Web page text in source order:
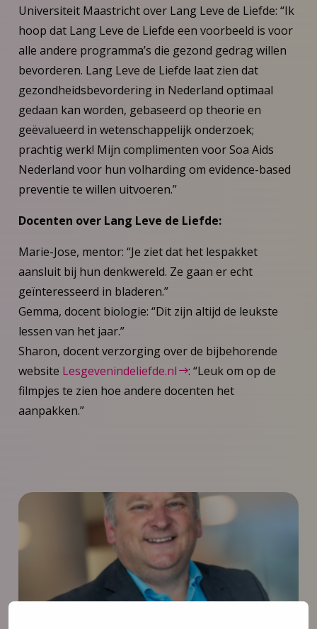
Universiteit Maastricht over Lang Leve de Liefde: “Ik
hoop dat Lang Leve de Liefde een voorbeeld is voor
alle andere programma’s die gezond gedrag willen
bevorderen. Lang Leve de Liefde laat zien dat
gezondheidsbevordering in Nederland optimaal
gedaan kan worden, gebaseerd op theorie en
geëvalueerd in wetenschappelijk onderzoek;
prachtig werk! Mijn complimenten voor Soa Aids
Nederland voor hun volharding om evidence-based
preventie te willen uitvoeren.”
Docenten over Lang Leve de Liefde:
Marie-Jose, mentor: “Je ziet dat het lespakket
aansluit bij hun denkwereld. Ze gaan er echt
geïnteresseerd in bladeren.”
Gemma, docent biologie: “Dit zijn altijd de leukste
lessen van het jaar.”
Sharon, docent verzorging over de bijbehorende
website Lesgevenindeliefde.nl
: “Leuk om op de
filmpjes te zien hoe andere docenten het
aanpakken.”